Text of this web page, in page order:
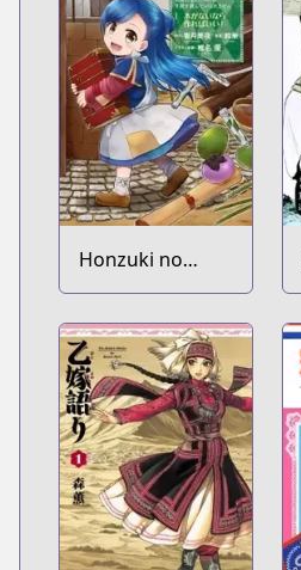
Honzuki no
Gekokujou:
Shisho ni Naru
Tame ni wa
Shudan wo
Erandeiraremasen
Dai 1-bu - Hon
ga Nai nara
Tsukureba Ii!